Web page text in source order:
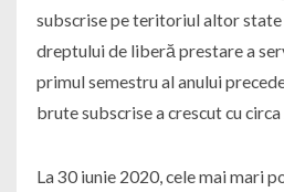
subscrise pe teritoriul altor
dreptului de liberă prestare a
primul semestru al anului
brute subscrise a crescut cu circa
La 30 iunie 2020, cele mai mari